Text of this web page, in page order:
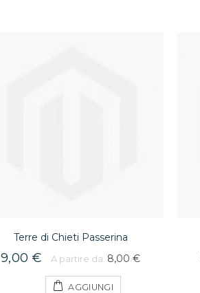
Terre di Chieti Passerina
9,00 € A partire da: 8,00 €
AGGIUNGI